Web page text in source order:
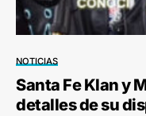
NOTICIAS
Santa Fe Klan y
detalles de su